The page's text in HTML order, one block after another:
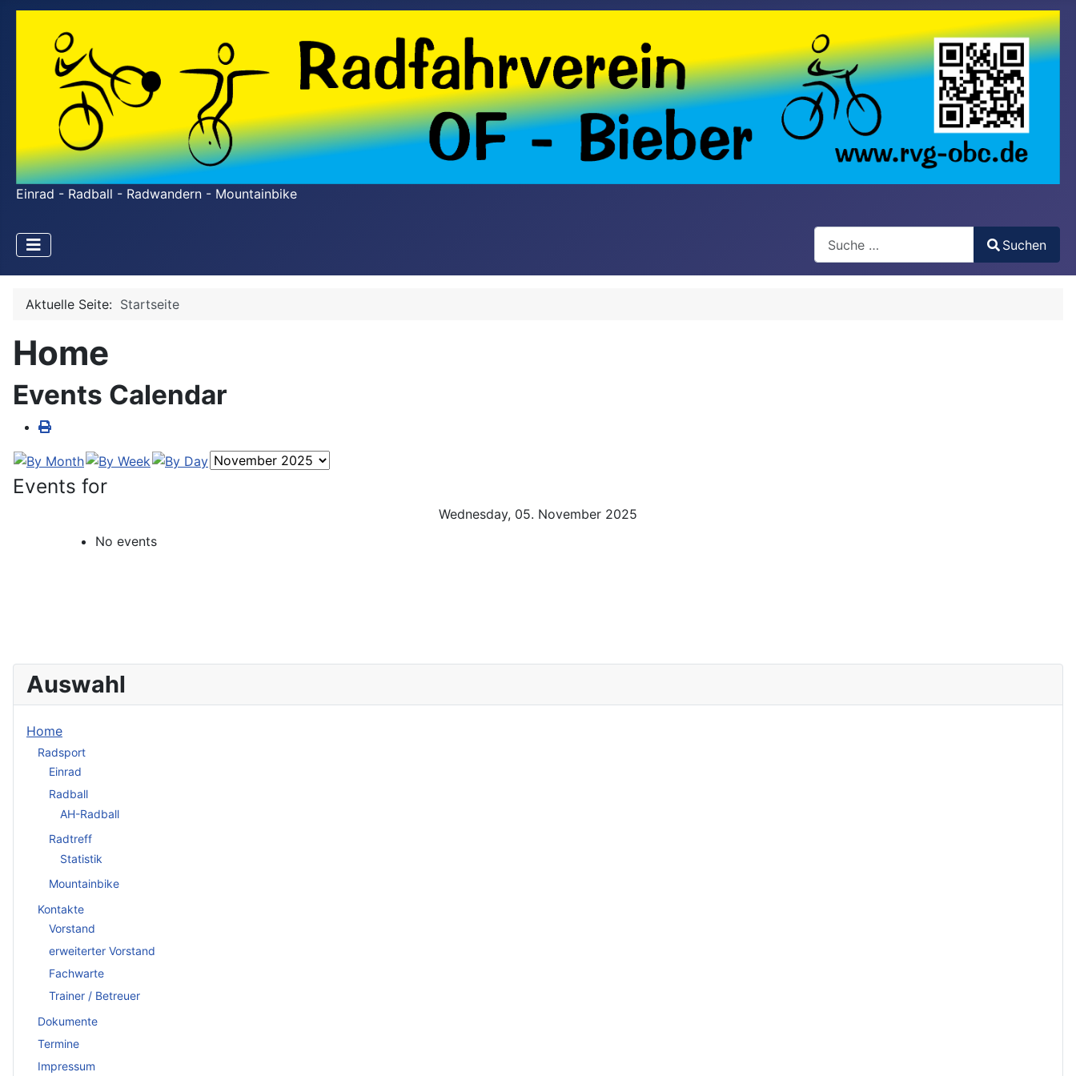
Einrad - Radball - Radwandern - Mountainbike
Type 2 or more characters for results.
Suchen
Aktuelle Seite: Startseite
Home
Events Calendar
Events for
Wednesday, 05. November 2025
No events
Auswahl
Home
Radsport
Einrad
Radball
AH-Radball
Radtreff
Statistik
Mountainbike
Kontakte
Vorstand
erweiterter Vorstand
Fachwarte
Trainer / Betreuer
Dokumente
Termine
Impressum